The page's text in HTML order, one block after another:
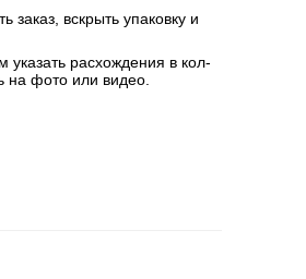
заказ, вскрыть упаковку и
указать расхождения в кол-
на фото или видео.